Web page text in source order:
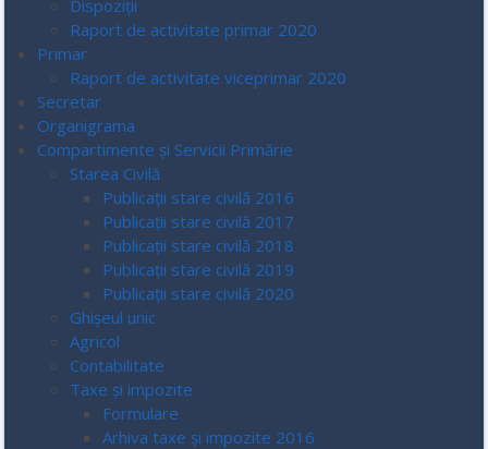
Dispoziții
Raport de activitate primar 2020
Primar
Raport de activitate viceprimar 2020
Secretar
Organigrama
Compartimente și Servicii Primărie
Starea Civilă
Publicații stare civilă 2016
Publicații stare civilă 2017
Publicații stare civilă 2018
Publicații stare civilă 2019
Publicații stare civilă 2020
Ghișeul unic
Agricol
Contabilitate
Taxe și impozite
Formulare
Arhiva taxe și impozite 2016